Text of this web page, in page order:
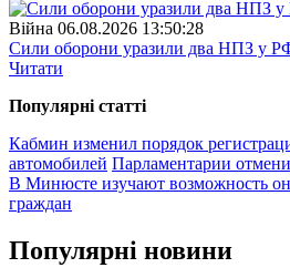
Війна 06.08.2026 13:50:28
Сили оборони уразили два НПЗ у
Читати
Популярнi статтi
Кабмин изменил порядок
автомобилей Парламентарии
В Минюсте изучают возможность
граждан
Популярнi новини